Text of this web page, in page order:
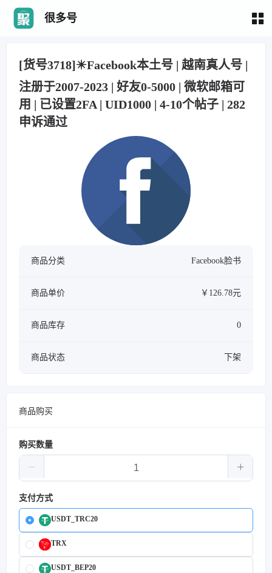
很多号
[货号3718]✴️Facebook本土号 | 越南真人号 |
注册于2007-2023 | 好友0-5000 | 微软邮箱可
用 | 已设置2FA | UID1000 | 4-10个帖子 | 282
申诉通过
商品分类 Facebook脸书
商品单价 ￥126.78元
商品库存 0
商品状态 下架
商品购买
购买数量
支付方式
USDT_TRC20
TRX
USDT_BEP20